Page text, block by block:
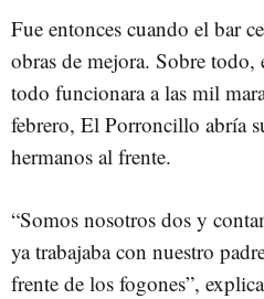
Fue entonces cuando el bar
obras de mejora. Sobre todo,
todo funcionara a las mil
febrero, El Porroncillo abría
hermanos al frente.
“Somos nosotros dos y
ya trabajaba con nuestro
frente de los fogones”,